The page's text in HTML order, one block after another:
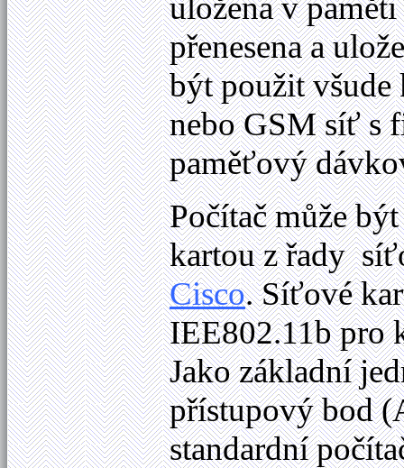
uložena v
přenesena a
být použit všude
nebo GSM síť s
paměťový
Počítač může
kartou z řady
Cisco. Síťové
IEE802.11b pro
Jako základní
přístupový bod
standardní